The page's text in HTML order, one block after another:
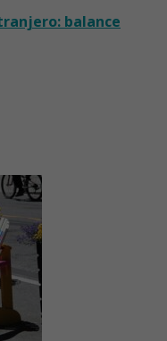
balance